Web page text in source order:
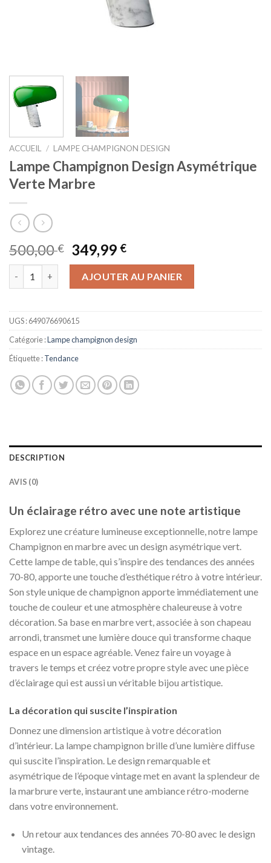
ACCUEIL / LAMPE CHAMPIGNON DESIGN
Lampe Champignon Design Asymétrique
Verte Marbre
500,00€ Le
prix
initial
était :
500,00 €.
349,99 €Le
prix
actuel
est :
349,99 €.
AJOUTER AU PANIER
UGS :649076690615
Catégorie :Lampe champignon design
Étiquette :Tendance
DESCRIPTION
AVIS (0)
Un éclairage rétro avec une note artistique
Explorez une créature lumineuse exceptionnelle, notre lampe
Champignon en marbre avec un design asymétrique vert.
Cette lampe de table, qui s’inspire des tendances des années
70-80, apporte une touche d’esthétique rétro à votre intérieur.
Son style unique de champignon apporte immédiatement une
touche de couleur et une atmosphère chaleureuse à votre
décoration. Sa base en marbre vert, associée à son chapeau
arrondi, transmet une lumière douce qui transforme chaque
espace en un espace agréable. Venez faire un voyage à
travers le temps et créez votre propre style avec une pièce
d’éclairage qui est aussi un véritable bijou artistique.
La décoration qui suscite l’inspiration
Donnez une dimension artistique à votre décoration
d’intérieur. La lampe champignon brille d’une lumière diffuse
qui suscite l’inspiration. Le design remarquable et
asymétrique de l’époque vintage met en avant la splendeur de
la marbrure verte, instaurant une ambiance rétro-moderne
dans votre environnement.
Un retour aux tendances des années 70-80 avec le design
vintage.